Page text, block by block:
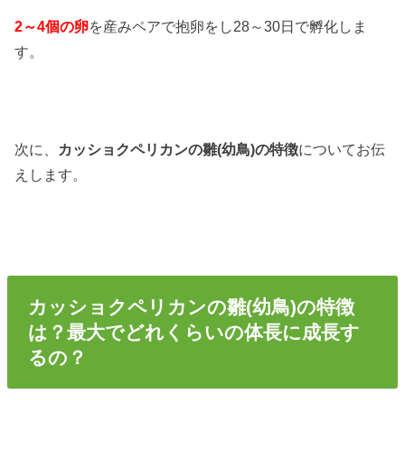
2～4個の卵を産みペアで抱卵をし28～30日で孵化しま
す。
次に、 カッショクペリカンの雛(幼鳥)の特徴についてお伝
えします。
カッショクペリカンの雛(幼鳥)の特徴
は？最大でどれくらいの体長に成長す
るの？